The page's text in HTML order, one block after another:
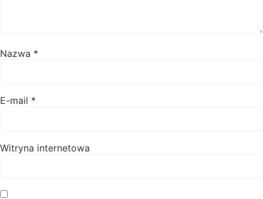
Nazwa *
E-mail *
Witryna internetowa